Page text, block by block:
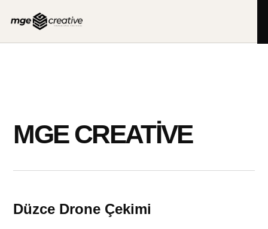
MGE CREATIVE
Düzce Drone Çekimi